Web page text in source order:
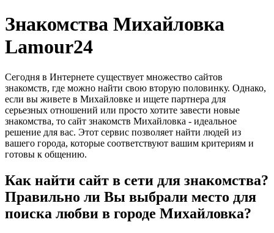
Знакомства Михайловка
Lamour24
Сегодня в Интернете существует множество сайтов
знакомств, где можно найти свою вторую половинку. Однако,
если вы живете в Михайловке и ищете партнера для
серьезных отношений или просто хотите завести новые
знакомства, то сайт знакомств Михайловка - идеальное
решение для вас. Этот сервис позволяет найти людей из
вашего города, которые соответствуют вашим критериям и
готовы к общению.
Как найти сайт в сети для знакомства?
Правильно ли Вы выбрали место для
поиска любви в городе Михайловка?